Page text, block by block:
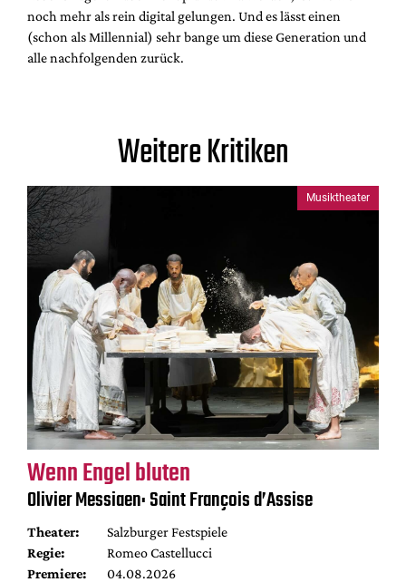
noch mehr als rein digital gelungen. Und es lässt einen
(schon als Millennial) sehr bange um diese Generation und
alle nachfolgenden zurück.
Weitere Kritiken
Musiktheater
Wenn Engel bluten
Olivier Messiaen: Saint François d’Assise
Theater:
Salzburger Festspiele
Regie:
Romeo Castellucci
Premiere:
04.08.2026